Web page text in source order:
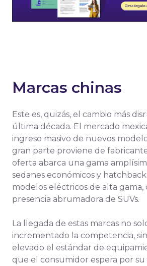
Marcas chinas
Este es, quizás, el cambio más
última década. El mercado
ingreso masivo de nuevos
gran parte proviene de
oferta abarca una gama
sedanes económicos y
modelos eléctricos de alta gama,
presencia abrumadora de SUVs.
La llegada de estas marcas no
incrementado la competencia,
elevado el estándar de
que el consumidor espera por su